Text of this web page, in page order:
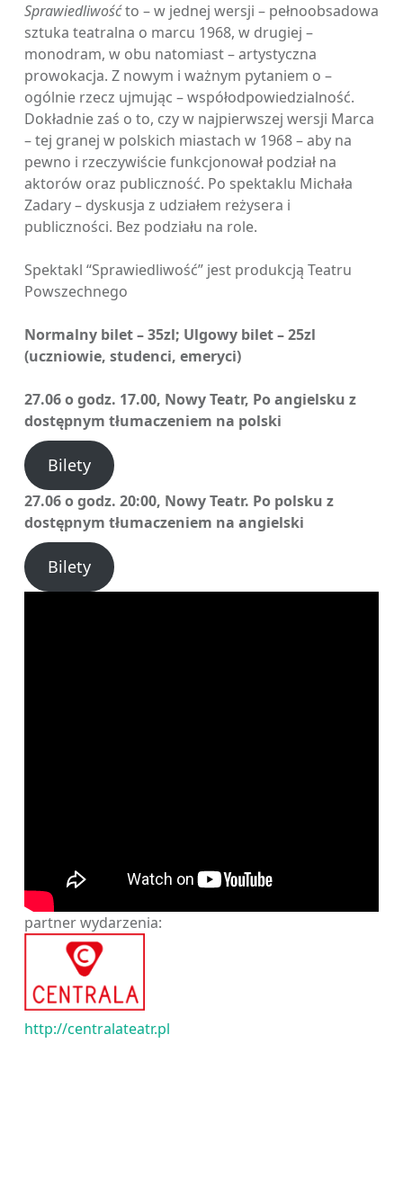
Sprawiedliwośćto – w jednej wersji – pełnoobsadowa
sztuka teatralna o marcu 1968, w drugiej –
monodram, w obu natomiast – artystyczna
prowokacja. Z nowym i ważnym pytaniem o –
ogólnie rzecz ujmując – współodpowiedzialność.
Dokładnie zaś o to, czy w najpierwszej wersji Marca
– tej granej w polskich miastach w 1968 – aby na
pewno i rzeczywiście funkcjonował podział na
aktorów oraz publiczność. Po spektaklu Michała
Zadary – dyskusja z udziałem reżysera i
publiczności. Bez podziału na role.
Spektakl “Sprawiedliwość” jest produkcją Teatru
Powszechnego
Normalny bilet – 35zl; Ulgowy bilet – 25zl
(uczniowie, studenci, emeryci)
27.06 o godz. 17.00, Nowy Teatr, Po angielsku z
dostępnym tłumaczeniem na polski
Bilety
27.06 o godz. 20:00, Nowy Teatr. Po polsku z
dostępnym tłumaczeniem na angielski
Bilety
partner wydarzenia:
http://centralateatr.pl